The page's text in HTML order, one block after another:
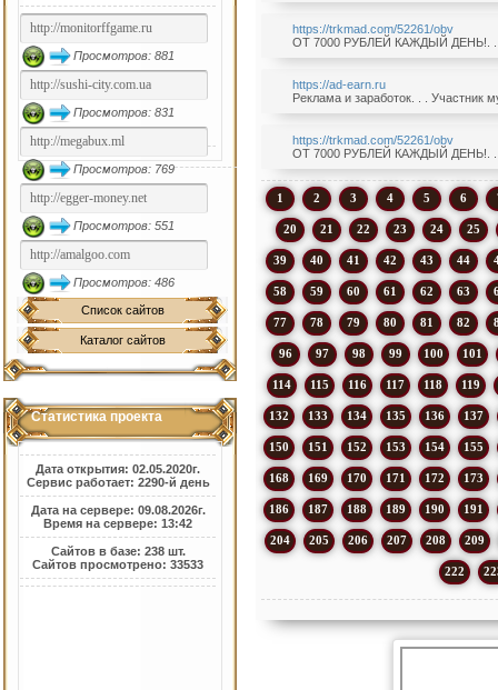
Просмотров: 881
Просмотров: 831
Просмотров: 769
Просмотров: 551
Просмотров: 486
Список сайтов
Каталог сайтов
Статистика проекта
Дата открытия: 02.05.2020г.
Сервис работает: 2290-й день
Дата на сервере: 09.08.2026г.
Время на сервере: 13:42
Сайтов в базе: 238 шт.
Сайтов просмотрено: 33533
https://trkmad.com/52261/obv
ОТ 7000 РУБЛЕЙ КАЖДЫЙ ДЕНЬ!. . .
https://ad-earn.ru
Реклама и заработок. . . Участник
https://trkmad.com/52261/obv
ОТ 7000 РУБЛЕЙ КАЖДЫЙ ДЕНЬ!. . .
1 2 3 4 5 6
20 21 22 23 24 25
39 40 41 42 43 44
58 59 60 61 62 63
77 78 79 80 81 82
96 97 98 99 100 101
114 115 116 117 118 119
132 133 134 135 136 137
150 151 152 153 154 155
168 169 170 171 172 173
186 187 188 189 190 191
204 205 206 207 208 209
222